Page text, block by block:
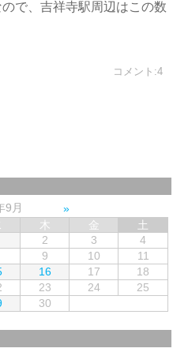
で、吉祥寺駅周辺はこの数
コメント:4
9月
木 金
土
2 3
4
9 10
11
16 17
18
23 24
25
30